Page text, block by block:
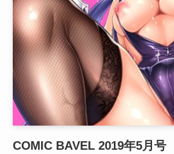
COMIC BAVEL 2019年5月号